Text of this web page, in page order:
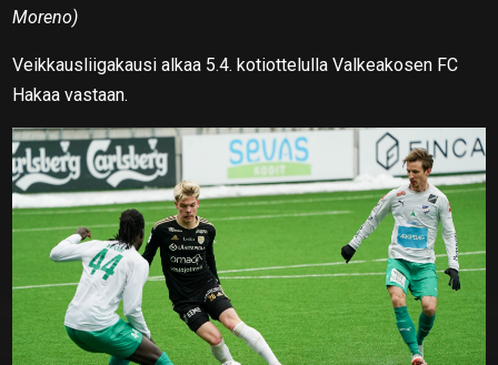
Moreno)
Veikkausliigakausi alkaa 5.4. kotiottelulla Valkeakosen FC
Hakaa vastaan.